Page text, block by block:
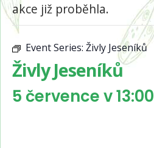
akce již proběhla.
Event Series: Živly Jeseníků
Živly Jeseníků
5 července v 13:00